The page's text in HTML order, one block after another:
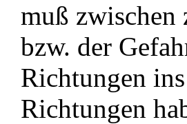
muß zwischen
bzw. der
Richtungen
Richtungen